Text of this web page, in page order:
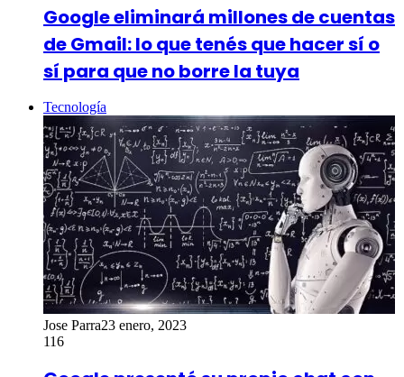
Google eliminará millones de cuentas
de Gmail: lo que tenés que hacer sí o
sí para que no borre la tuya
Tecnología
Jose Parra23 enero, 2023
116